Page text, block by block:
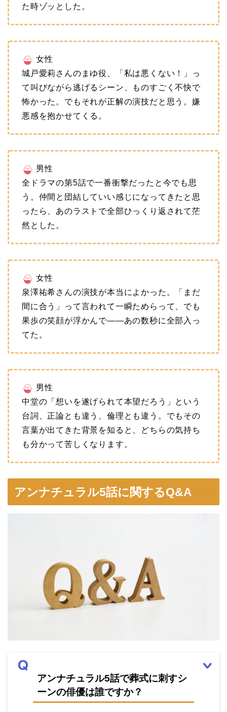
た時ゾッとした。
女性
城戸愛莉さんのまゆ役、「私は悪くない！」っ
て叫びながら逃げるシーン、ものすごく不快で
怖かった。でもそれが正解の演技だと思う。嫌
悪感を抱かせてくる。
男性
全ドラマの第5話で一番衝撃だったと今でも思
う。仲間と団結していい感じになってきたと思
ったら、あのラストで全部ひっくり返されて茫
然とした。
女性
泉澤祐希さんの演技が本当によかった。「まだ
間に合う」って言われて一瞬ためらって、でも
果歩の笑顔が浮かんで——あの数秒に全部入っ
てた。
男性
中堂の「想いを遂げられて本望だろう」という
台詞、正論とも違う、倫理とも違う。でもその
言葉が出てきた背景を知ると、どちらの気持ち
も分かって苦しくなります。
アンナチュラル5話に関するQ&A
アンナチュラル5話で葬式に刺すシ
ーンの俳優は誰ですか？